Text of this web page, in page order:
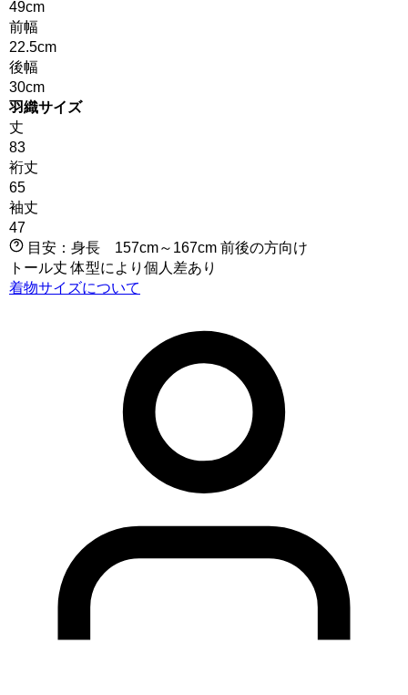
49cm
前幅
22.5cm
後幅
30cm
羽織サイズ
丈
83
裄丈
65
袖丈
47
目安： 身長 157cm～167cm 前後の方向け
トール丈 体型により個人差あり
着物サイズについて